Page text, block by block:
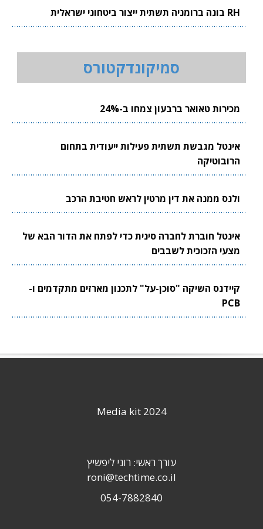
RH בונה ברומניה תשתית ייצור ביטחוני ישראלית
סמיקונדקטורס
מכירות טאואר ברבעון צמחו ב-24%
אינטל מגבשת תשתית פעילות ייעודית בתחום
הרובוטיקה
ולנס ממנה את דין מרטין לראש חטיבת הרכב
אינטל חוברת לחברה סינית כדי לפתח את הדור הבא של
מצעי הזכוכית לשבבים
קיידנס השיקה "סוכן-על" לתכנון מארזים מתקדמים ו-
PCB
Media kit 2024
עורך ראשי: רוני ליפשיץ
roni@techtime.co.il
054-7882840